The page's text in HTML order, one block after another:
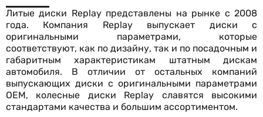
Литые диски Replay представлены на рынке с 2008
года. Компания Replay выпускает диски с
оригинальными параметрами, которые
соответствуют, как по дизайну, так и по посадочным и
габаритным характеристикам штатным дискам
автомобиля. В отличии от остальных компаний
выпускающих диски с оригинальными параметрами
OEM, колесные диски Replay славятся высокими
стандартами качества и большим ассортиментом.